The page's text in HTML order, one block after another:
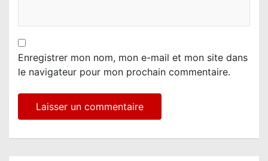
Enregistrer mon nom, mon e-mail et mon site dans
le navigateur pour mon prochain commentaire.